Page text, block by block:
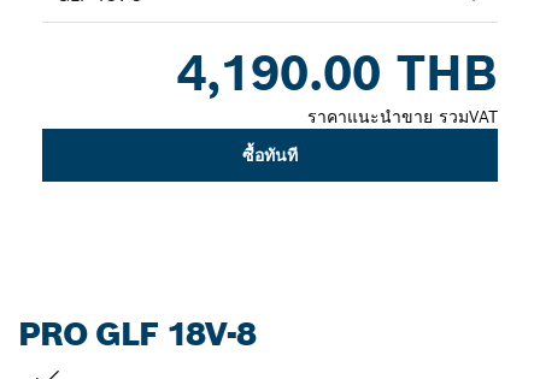
4,190.00 THB
ราคาแนะนำขาย รวมVAT
ซื้อทันที
PRO GLF 18V-8